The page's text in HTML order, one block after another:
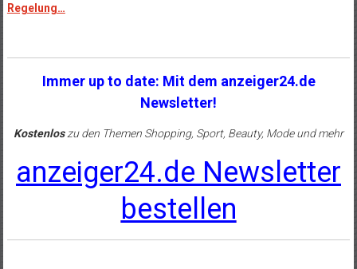
Regelung…
Immer up to date: Mit dem anzeiger24.de
Newsletter!
Kostenloszu den Themen Shopping, Sport, Beauty, Mode und mehr
anzeiger24.de Newsletter
bestellen